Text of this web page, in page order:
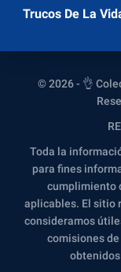
Trucos De La
© 2026 - 👌
Toda la
para fines
cumplimiento
aplicables. El sitio
consideramos
comisiones